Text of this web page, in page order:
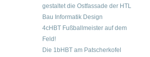
gestaltet die Ostfassade der HTL
Bau Informatik Design
4cHBT Fußballmeister auf dem
Feld!
Die 1bHBT am Patscherkofel